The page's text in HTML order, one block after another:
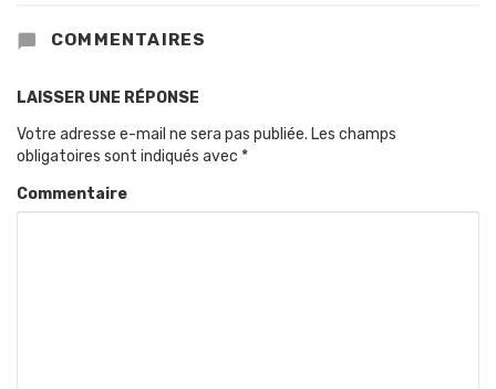
COMMENTAIRES
LAISSER UNE RÉPONSE
Votre adresse e-mail ne sera pas publiée. Les champs
obligatoires sont indiqués avec *
Commentaire